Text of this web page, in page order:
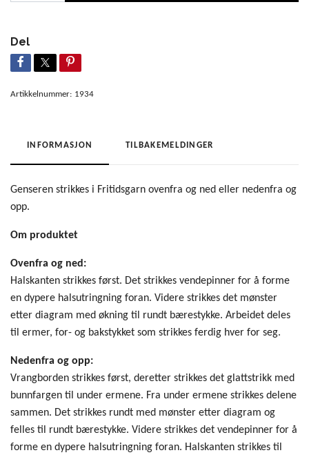
Del
Artikkelnummer: 1934
INFORMASJON TILBAKEMELDINGER
Genseren strikkes i Fritidsgarn ovenfra og ned eller nedenfra og
opp.
Om produktet
Ovenfra og ned:
Halskanten strikkes først. Det strikkes vendepinner for å forme
en dypere halsutringning foran. Videre strikkes det mønster
etter diagram med økning til rundt bærestykke. Arbeidet deles
til ermer, for- og bakstykket som strikkes ferdig hver for seg.
Nedenfra og opp:
Vrangborden strikkes først, deretter strikkes det glattstrikk med
bunnfargen til under ermene. Fra under ermene strikkes delene
sammen. Det strikkes rundt med mønster etter diagram og
felles til rundt bærestykke. Videre strikkes det vendepinner for å
forme en dypere halsutringning foran. Halskanten strikkes til